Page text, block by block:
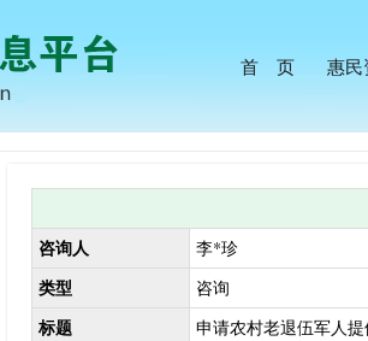
首 页 惠民
咨询人
李*珍
类型 咨询
标题 申请农村老退伍军人提